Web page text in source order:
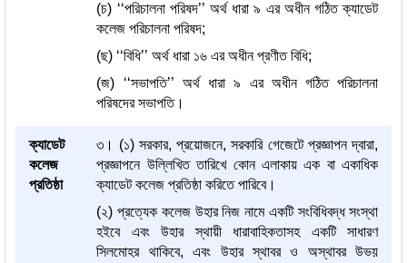
(চ) ‘‘পরিচালনা পরিষদ’’ অর্থ ধারা ৯ এর অধীন গঠিত ক্যাডেট
কলেজ পরিচালনা পরিষদ;
(ছ) ‘‘বিধি’’ অর্থ ধারা ১৬ এর অধীন প্রণীত বিধি;
(জ) ‘‘সভাপতি’’ অর্থ ধারা ৯ এর অধীন গঠিত পরিচালনা
পরিষদের সভাপতি।
ক্যাডেট
কলেজ
প্রতিষ্ঠা
৩। (১) সরকার, প্রয়োজনে, সরকারি গেজেটে প্রজ্ঞাপন দ্বারা,
প্রজ্ঞাপনে উল্লিখিত তারিখে কোন এলাকায় এক বা একাধিক
ক্যাডেট কলেজ প্রতিষ্ঠা করিতে পারিবে।
(২) প্রত্যেক কলেজ উহার নিজ নামে একটি সংবিধিবদ্ধ সংস্থা
হইবে এবং উহার স্থায়ী ধারাবাহিকতাসহ একটি সাধারণ
সিলমোহর থাকিবে, এবং উহার স্থাবর ও অস্থাবর উভয়